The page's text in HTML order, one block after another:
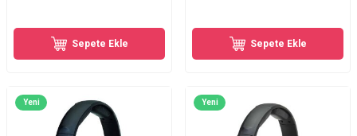
Sepete Ekle Sepete Ekle
Yeni Yeni